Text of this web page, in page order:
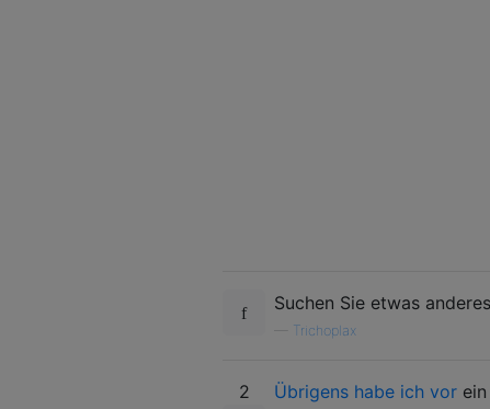
Suchen Sie etwas anderes
Trichoplax
2 Übrigens habe ich vor